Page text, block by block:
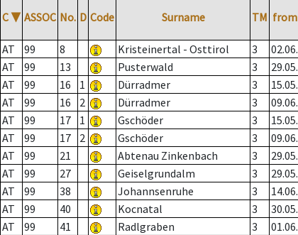
C ▼ ASSOC No. D Code Surname TM from
AT
99 8 Kristeinertal - Osttirol 3 02.06.
AT
99 13 Pusterwald 3 29.05.
AT
99 16 1 Dürradmer 3 15.05.
AT
99 16 2 Dürradmer 3 09.06.
AT
99 17 1 Gschöder 3 15.05.
AT
99 17 2 Gschöder 3 09.06.
AT
99 21 Abtenau Zinkenbach 3 29.05.
AT
99 27 Geiselgrundalm 3 29.05.
AT
99 38 Johannsenruhe 3 14.06.
AT
99 40 Kocnatal 3 30.05.
AT
99 41 Radlgraben 3 01.06.